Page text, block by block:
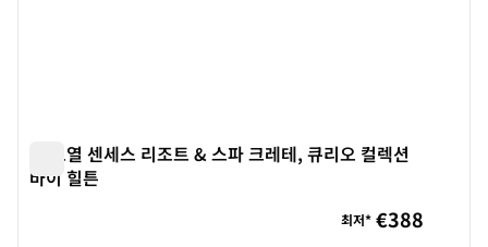
더 로열 센세스 리조트 & 스파 크레테, 큐리오 컬렉션
바이 힐튼
최저* €388